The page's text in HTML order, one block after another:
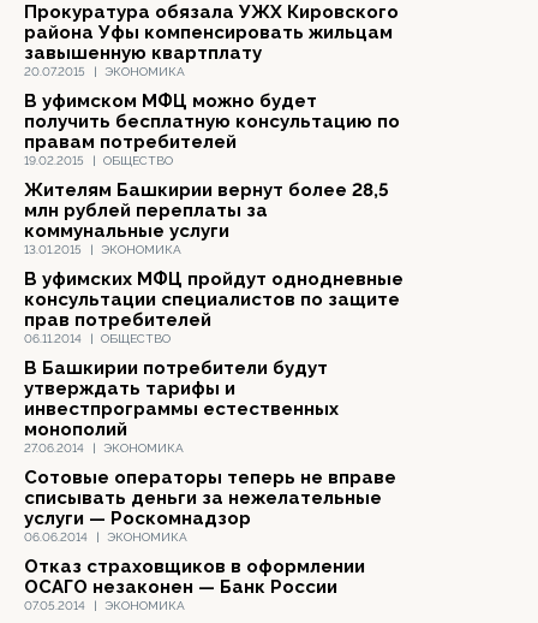
20.07.2015 | ЭКОНОМИКА
Прокуратура обязала УЖХ Кировского
района Уфы компенсировать жильцам
завышенную квартплату
19.02.2015 | ОБЩЕСТВО
В уфимском МФЦ можно будет
получить бесплатную консультацию по
правам потребителей
13.01.2015 | ЭКОНОМИКА
Жителям Башкирии вернут более 28,5
млн рублей переплаты за
коммунальные услуги
06.11.2014 | ОБЩЕСТВО
В уфимских МФЦ пройдут однодневные
консультации специалистов по защите
прав потребителей
27.06.2014 | ЭКОНОМИКА
В Башкирии потребители будут
утверждать тарифы и
инвестпрограммы естественных
монополий
06.06.2014 | ЭКОНОМИКА
Сотовые операторы теперь не вправе
списывать деньги за нежелательные
услуги — Роскомнадзор
07.05.2014 | ЭКОНОМИКА
Отказ страховщиков в оформлении
ОСАГО незаконен — Банк России